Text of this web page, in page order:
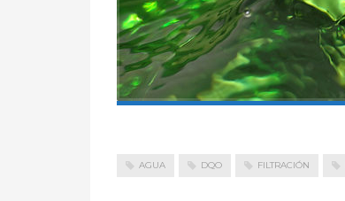
AGUA DQO FILTRACIÓN